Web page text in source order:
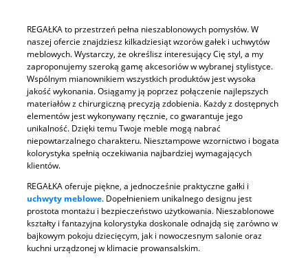
REGAŁKA to przestrzeń pełna nieszablonowych pomysłów. W
naszej ofercie znajdziesz kilkadziesiąt wzorów gałek i uchwytów
meblowych. Wystarczy, że określisz interesujący Cię styl, a my
zaproponujemy szeroką gamę akcesoriów w wybranej stylistyce.
Wspólnym mianownikiem wszystkich produktów jest wysoka
jakość wykonania. Osiągamy ją poprzez połączenie najlepszych
materiałów z chirurgiczną precyzją zdobienia. Każdy z dostępnych
elementów jest wykonywany ręcznie, co gwarantuje jego
unikalność. Dzięki temu Twoje meble mogą nabrać
niepowtarzalnego charakteru. Niesztampowe wzornictwo i bogata
kolorystyka spełnią oczekiwania najbardziej wymagających
klientów.
REGAŁKA oferuje piękne, a jednocześnie praktyczne gałki i
uchwyty meblowe. Dopełnieniem unikalnego designu jest
prostota montażu i bezpieczeństwo użytkowania. Nieszablonowe
kształty i fantazyjna kolorystyka doskonale odnajdą się zarówno w
bajkowym pokoju dziecięcym, jak i nowoczesnym salonie oraz
kuchni urządzonej w klimacie prowansalskim.